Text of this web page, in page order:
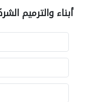
أبناء والترميم